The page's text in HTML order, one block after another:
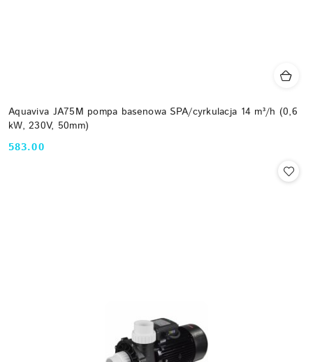
Aquaviva JA75M pompa basenowa SPA/cyrkulacja 14 m³/h (0,6
kW, 230V, 50mm)
Cena:
583.00